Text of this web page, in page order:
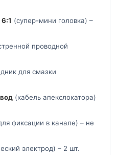
(супер-мини головка) –
проводной
для смазки
(кабель апекслокатора)
фиксации в канале) – не
электрод) – 2 шт.